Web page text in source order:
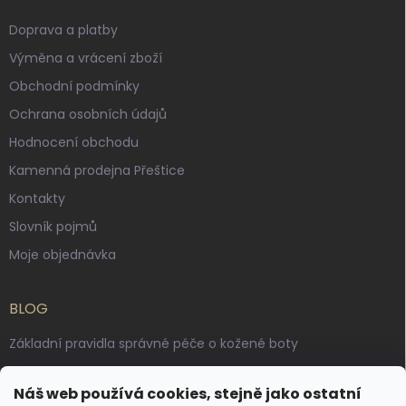
Náš web používá cookies, stejně jako ostatní
Doprava a platby
Výměna a vrácení zboží
Obchodní podmínky
Ochrana osobních údajů
Hodnocení obchodu
Kamenná prodejna Přeštice
Kontakty
Slovník pojmů
Moje objednávka
BLOG
Základní pravidla správné péče o kožené boty